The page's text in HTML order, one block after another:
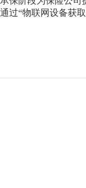
通过“物联网设备获